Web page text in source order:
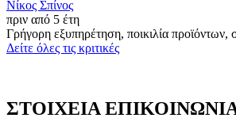
Νίκος Σπίνος
πριν από 5 έτη
Γρήγορη εξυπηρέτηση, ποικιλία προϊόντων,
Δείτε όλες τις κριτικές
ΣΤΟΙΧΕΙΑ